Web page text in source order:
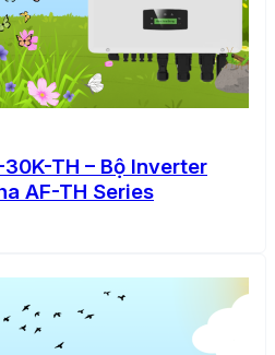
30K-TH – Bộ Inverter
AF-TH Series